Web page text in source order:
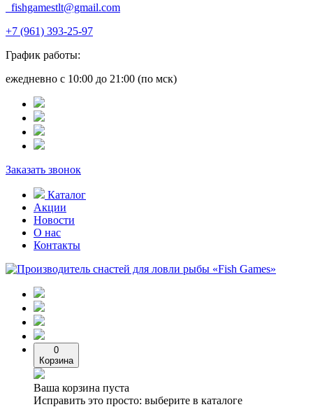
fishgamestlt@gmail.com
+7 (961) 393-25-97
График работы:
ежедневно с 10:00 до 21:00 (по мск)
Заказать звонок
Каталог
Акции
Новости
О нас
Контакты
0
Корзина
Ваша корзина пуста
Исправить это просто: выберите в каталоге